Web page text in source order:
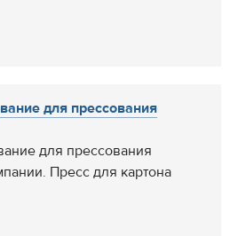
для прессования
для прессования
Пресс для картона